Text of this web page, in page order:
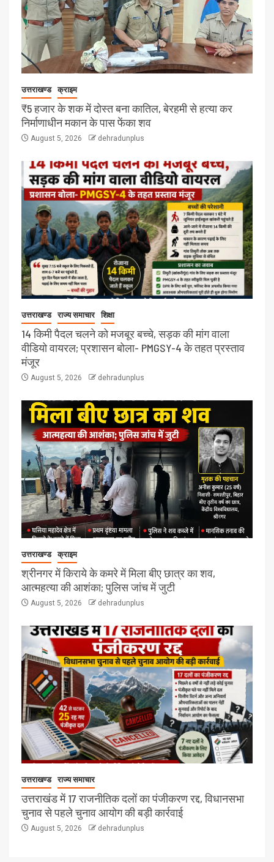
उत्तराखण्ड क्राइम
₹5 हजार के शक में दोस्त बना कातिल, बेरहमी से हत्या कर
निर्माणाधीन मकान के पास फेंका शव
August 5, 2026 dehradunplus
उत्तराखण्ड राज्य समाचार शिक्षा
14 किमी पैदल चलने को मजबूर बच्चे, सड़क की मांग वाला
वीडियो वायरल; प्रशासन बोला- PMGSY-4 के तहत प्रस्ताव
मंजूर
August 5, 2026 dehradunplus
उत्तराखण्ड क्राइम
श्रीनगर में किराये के कमरे में मिला बीए छात्र का शव,
आत्महत्या की आशंका; पुलिस जांच में जुटी
August 5, 2026 dehradunplus
उत्तराखण्ड राज्य समाचार
उत्तराखंड में 17 राजनीतिक दलों का पंजीकरण रद्द, विधानसभा
चुनाव से पहले चुनाव आयोग की बड़ी कार्रवाई
August 5, 2026 dehradunplus